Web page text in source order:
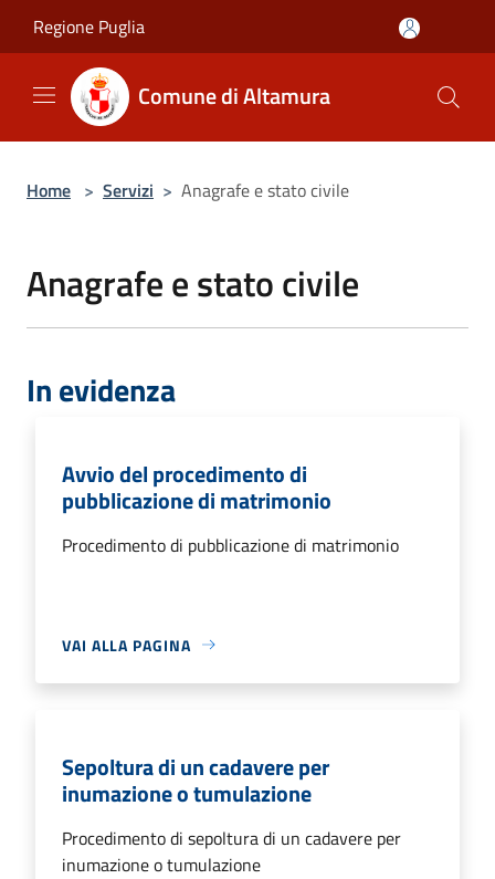
Regione Puglia
Comune di Altamura
Home > Servizi > Anagrafe e stato civile
Anagrafe e stato civile
In evidenza
Avvio del procedimento di
pubblicazione di matrimonio
Procedimento di pubblicazione di matrimonio
VAI ALLA PAGINA
Sepoltura di un cadavere per
inumazione o tumulazione
Procedimento di sepoltura di un cadavere per
inumazione o tumulazione